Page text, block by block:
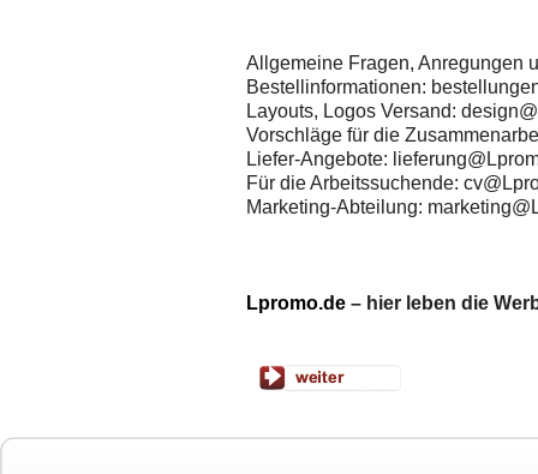
Allgemeine Fragen, Anregungen
Bestellinformationen:
Layouts, Logos Versand:
Vorschläge für die
Liefer-Angebote:
Für die Arbeitssuchende:
Marketing-Abteilung:
Lpromo.de – hier leben die